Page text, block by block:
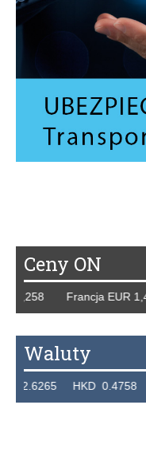
Ceny ON
Francja EUR
Waluty
HKD 0.4758